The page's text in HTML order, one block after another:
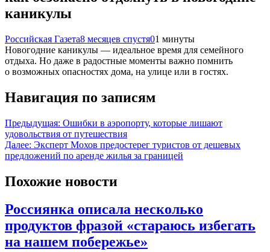
каникулы
Российская Газета8 месяцев спустя01 минуты
Новогодние каникулы — идеальное время для семейного
отдыха. Но даже в радостные моменты важно помнить
о возможных опасностях дома, на улице или в гостях.
Навигация по записям
Предыдущая: Ошибки в аэропорту, которые лишают
удовольствия от путешествия
Далее: Эксперт Мохов предостерег туристов от дешевых
предложений по аренде жилья за границей
Похожие новости
Россиянка описала несколько
продуктов фразой «стараюсь избегать
на нашем побережье»